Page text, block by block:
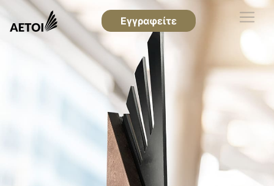
Εγγραφείτε